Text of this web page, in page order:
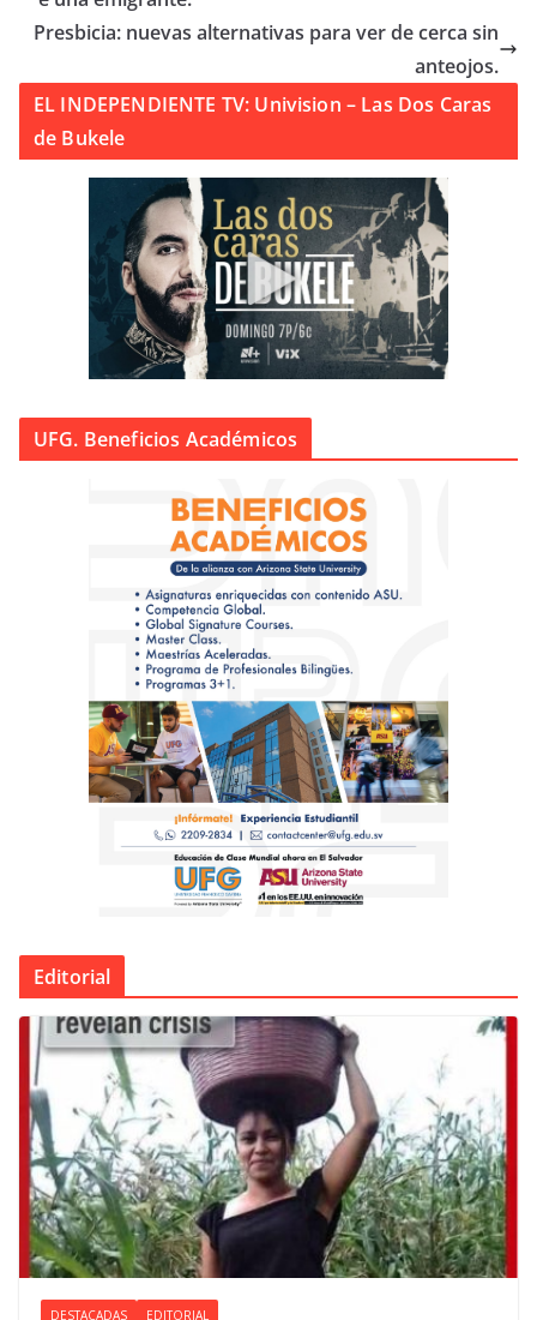
Presbicia: nuevas alternativas para ver de cerca sin
anteojos.
EL INDEPENDIENTE TV: Univision – Las Dos Caras
de Bukele
UFG. Beneficios Académicos
Editorial
DESTACADAS EDITORIAL